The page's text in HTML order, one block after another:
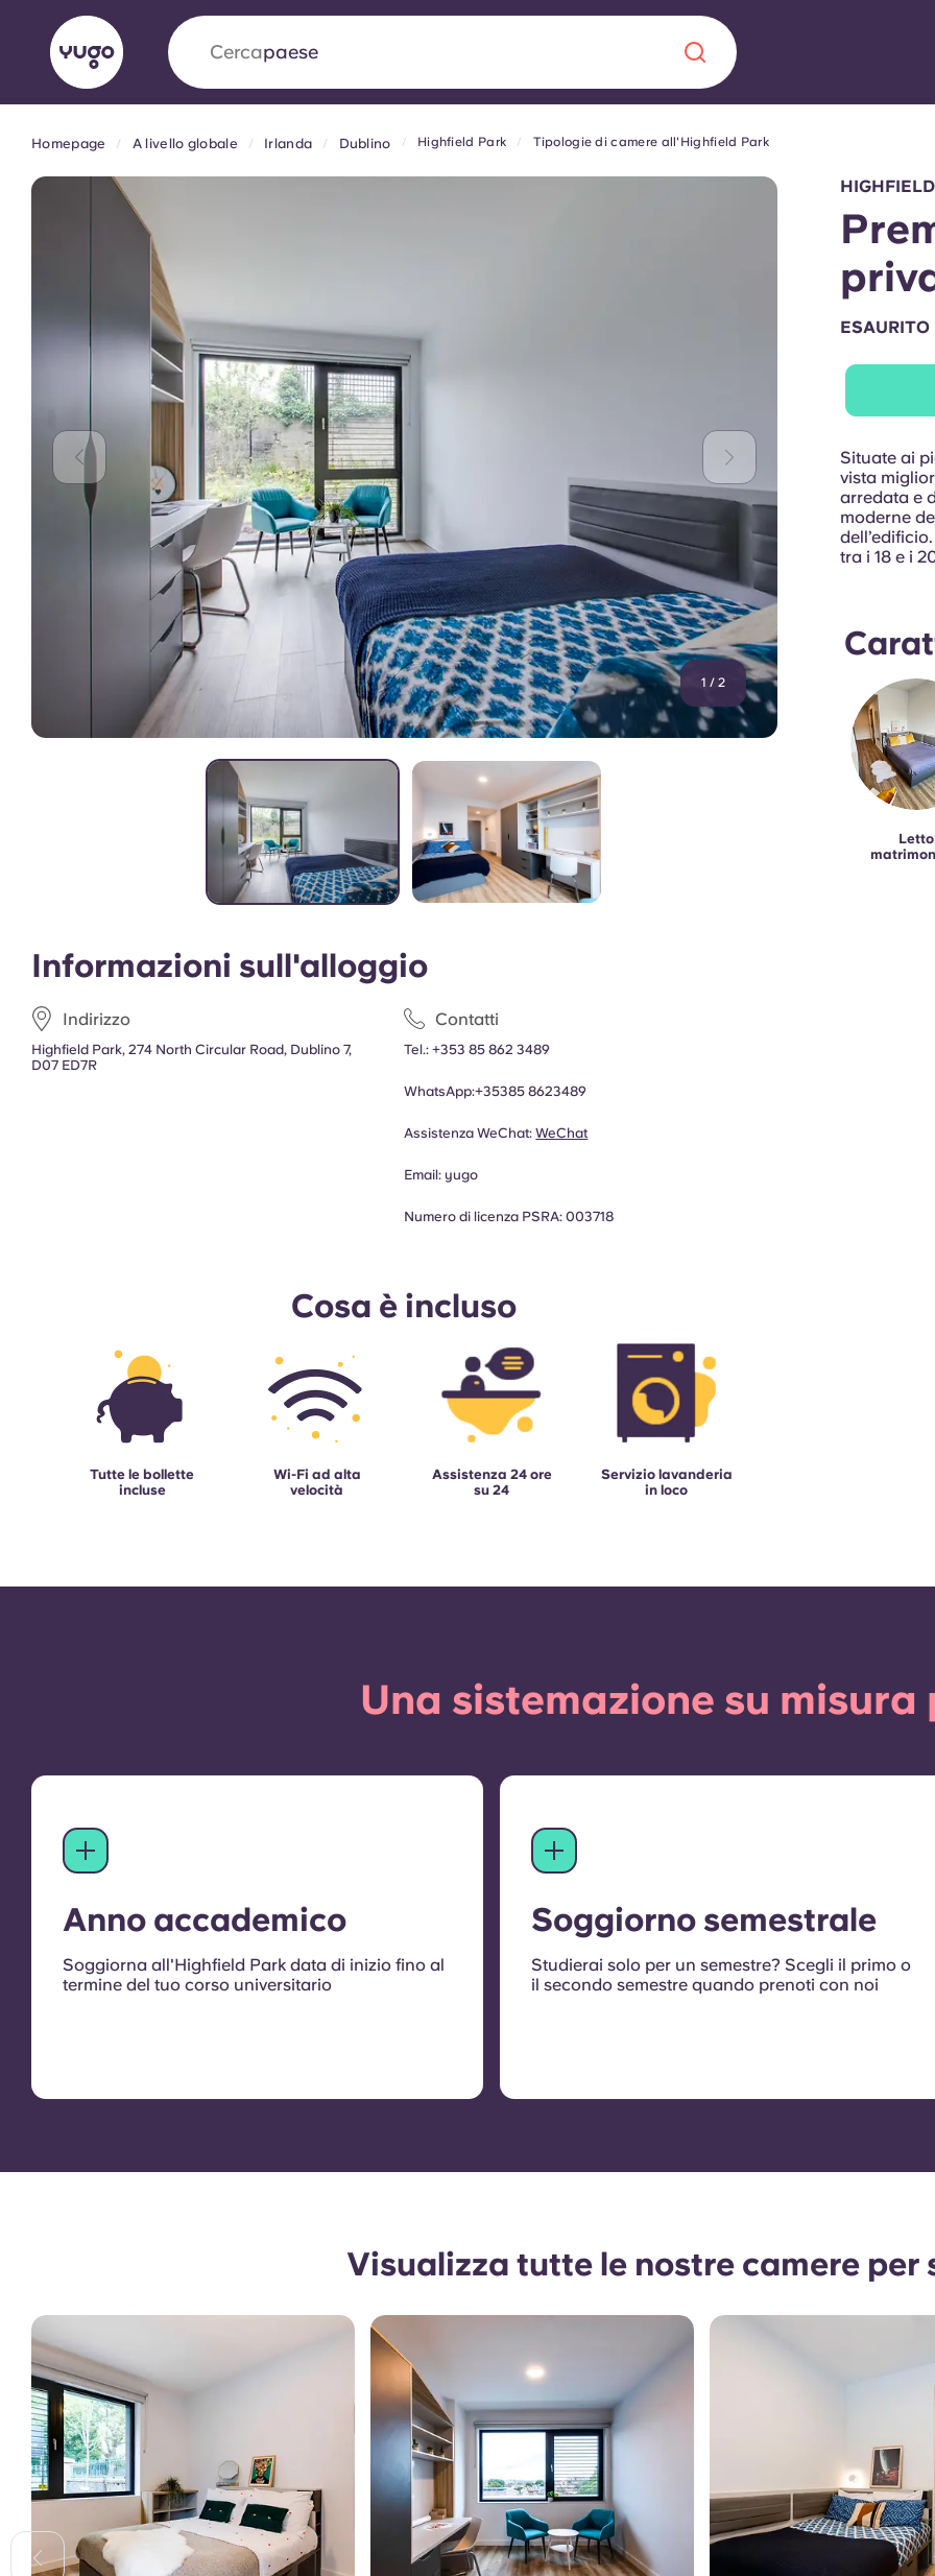
Cercauniversità
Chi siamoSediAltro
Yugo VCARB: Verso una nuova era nel
settore Alloggi per Studenti
La partnership pionieristica Yugocon VCARB alimenta
l'innovazione, l'ambizione e momenti indimenticabili per gli
studenti.
Chi siamo
English (GB) English (US) Chinese Español
Portuguese
Homepage A livello globale Irlanda Dublino Highfield Park Tipologie di camere all'Highfield Park
1 / 2
Informazioni sull'alloggio
Indirizzo
Highfield Park, 274 North Circular Road, Dublino 7,
D07 ED7R
Contatti
Tel.:+353 85 862 3489
WhatsApp:+35385 8623489
Assistenza WeChat:WeChat
Email: yugo
Numero di licenza PSRA: 003718
Cosa è incluso
Tutte le bollette
incluse
Wi-Fi ad alta
velocità
Assistenza 24 ore
su 24
Servizio lavanderia
in loco
ESAURITO
Situate ai
vista
arredata e
moderne
tra i 18 e i
Letto
Una sistemazione su misura
Anno accademico
Soggiorna all'Highfield Park data di inizio fino al
termine del tuo corso universitario
Soggiorno semestrale
Studierai solo per un semestre? Scegli il primo o
il secondo semestre quando prenoti con noi
Visualizza tutte le nostre camere per